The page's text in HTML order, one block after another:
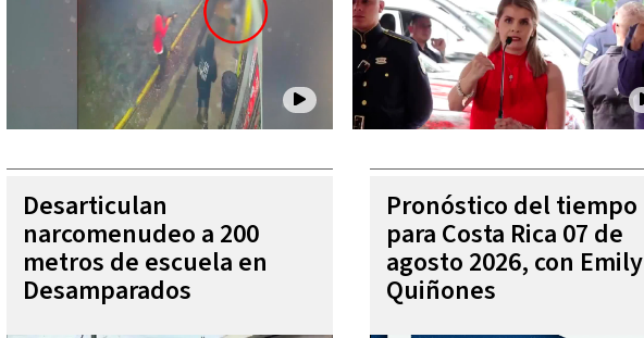
Desarticulan
narcomenudeo a 200
metros de escuela en
Desamparados
Pronóstico del tiempo
para Costa Rica 07 de
agosto 2026, con Emily
Quiñones